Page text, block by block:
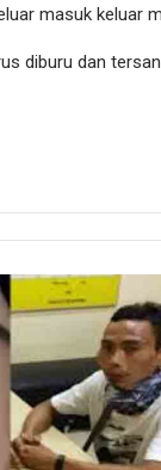
masuk keluar
diburu dan